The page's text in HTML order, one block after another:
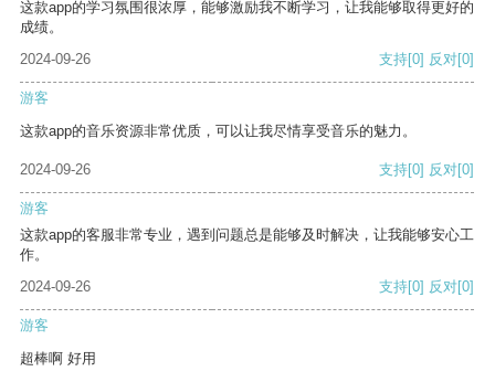
这款app的学习氛围很浓厚，能够激励我不断学习，让我能够取得更好的
成绩。
2024-09-26
支持[0] 反对[0]
游客
这款app的音乐资源非常优质，可以让我尽情享受音乐的魅力。
2024-09-26 支持[0] 反对[0]
游客
这款app的客服非常专业，遇到问题总是能够及时解决，让我能够安心工
作。
2024-09-26
支持[0] 反对[0]
游客
超棒啊 好用